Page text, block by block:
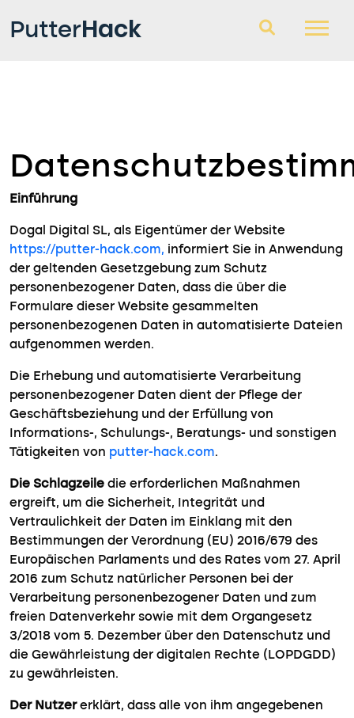
PutterHack
Blog
Einführung
Dogal Digital SL, als Eigentümer der Website
https://putter-hack.com, informiert Sie in Anwendung
der geltenden Gesetzgebung zum Schutz
personenbezogener Daten, dass die über die
Formulare dieser Website gesammelten
personenbezogenen Daten in automatisierte Dateien
aufgenommen werden.
Die Erhebung und automatisierte Verarbeitung
personenbezogener Daten dient der Pflege der
Geschäftsbeziehung und der Erfüllung von
Informations-, Schulungs-, Beratungs- und sonstigen
Tätigkeiten von putter-hack.com.
Die Schlagzeile die erforderlichen Maßnahmen
ergreift, um die Sicherheit, Integrität und
Vertraulichkeit der Daten im Einklang mit den
Bestimmungen der Verordnung (EU) 2016/679 des
Europäischen Parlaments und des Rates vom 27. April
2016 zum Schutz natürlicher Personen bei der
Verarbeitung personenbezogener Daten und zum
freien Datenverkehr sowie mit dem Organgesetz
3/2018 vom 5. Dezember über den Datenschutz und
die Gewährleistung der digitalen Rechte (LOPDGDD)
zu gewährleisten.
Der Nutzererklärt, dass alle von ihm angegebenen